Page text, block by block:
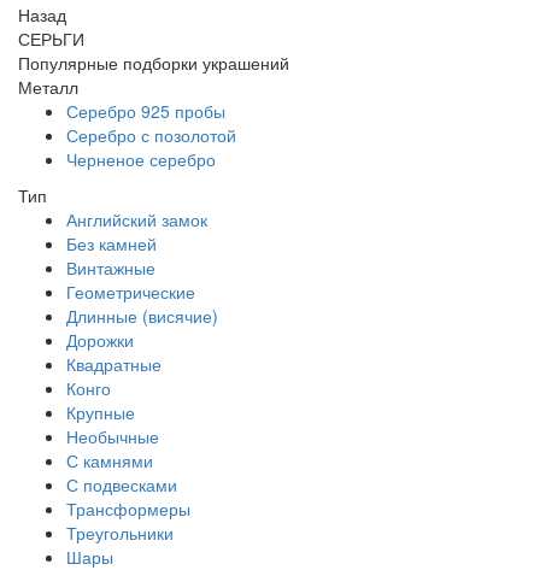
Назад
СЕРЬГИ
Популярные подборки украшений
Металл
Серебро 925 пробы
Серебро с позолотой
Черненое серебро
Тип
Английский замок
Без камней
Винтажные
Геометрические
Длинные (висячие)
Дорожки
Квадратные
Конго
Крупные
Необычные
С камнями
С подвесками
Трансформеры
Треугольники
Шары